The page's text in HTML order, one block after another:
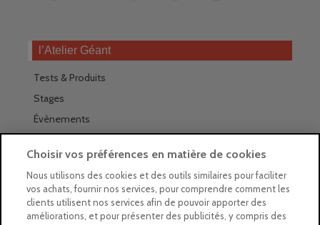
l’Atelier Géant
Tests & Produits
Stages
Évènements
Trouver nos magasins
La newsletter des magasins
Feuilleter le Guide
Choisir vos préférences en matière de cookies
Nous utilisons des cookies et des outils similaires pour faciliter
vos achats, fournir nos services, pour comprendre comment les
clients utilisent nos services afin de pouvoir apporter des
améliorations, et pour présenter des publicités, y compris des